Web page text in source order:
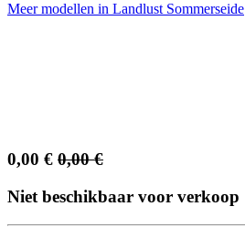
Meer modellen in Landlust Sommerseide
0,00 € 0,00€
Niet beschikbaar voor verkoop